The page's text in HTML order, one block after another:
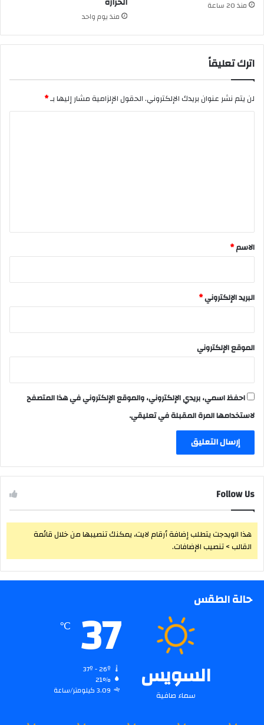
منذ 20 ساعة
منذ يوم واحد
اترك تعليقاً
لن يتم نشر عنوان بريدك الإلكتروني.الحقول الإلزامية مشار إليها بـ*
*
الاسم*
البريد الإلكتروني*
الموقع الإلكتروني
احفظ اسمي، بريدي الإلكتروني، والموقع الإلكتروني في هذا المتصفح
لاستخدامها المرة المقبلة في تعليقي.
Follow Us
هذا الويدجت يتطلب إضافة أرقام لايت، يمكنك تنصيبها من خلال قائمة
القالب > تنصيب الإضافات.
حالة الطقس
السويس
سماء صافية
37
℃
21%
3.09 كيلومتر/ساعة